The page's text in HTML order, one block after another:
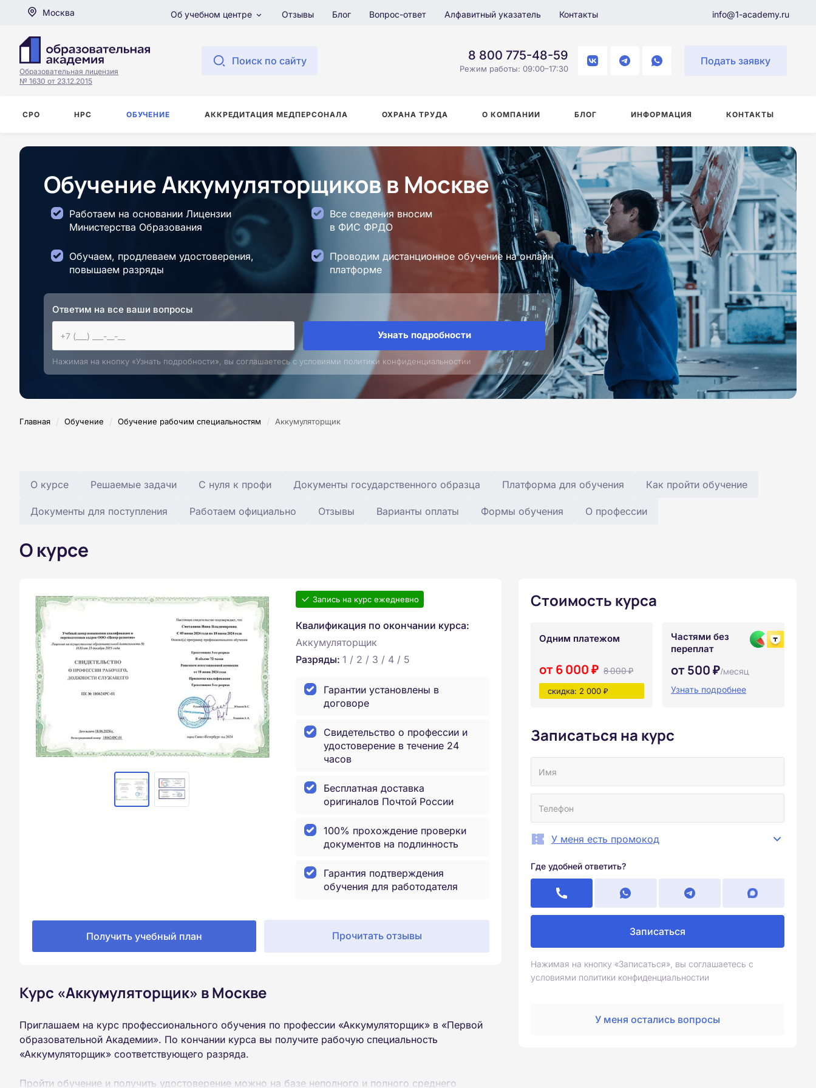
Москва Об учебном центре Отзывы Блог Вопрос-ответ Алфавитный указатель Контакты info@1-academy.ru
Образовательная лицензия
№ 1630 от 23.12.2015
Поиск по сайту 8 800 775-48-59
Режим работы: 09:00–17:30
Подать заявку
СРО НРС ОБУЧЕНИЕ АККРЕДИТАЦИЯ МЕДПЕРСОНАЛА ОХРАНА ТРУДА О КОМПАНИИ БЛОГ ИНФОРМАЦИЯ КОНТАКТЫ
Обучение Аккумуляторщиков в Москве
Работаем на основании Лицензии
Министерства Образования
Все сведения вносим
в ФИС ФРДО
Обучаем, продлеваем удостоверения,
повышаем разряды
Проводим дистанционное обучение на онлайн
платформе
Ответим на все ваши вопросы
Узнать подробности
Нажимая на кнопку «Узнать подробности», вы соглашаетесь с условиями политики конфиденциальностии
Главная / Обучение / Обучение рабочим специальностям / Аккумуляторщик
О курсе Решаемые задачи С нуля к профи Документы государственного образца Платформа для обучения Как пройти обучение
Документы для поступления Работаем официально Отзывы Варианты оплаты Формы обучения О профессии
О курсе
Запись на курс ежедневно
Квалификация по окончании курса:
Аккумуляторщик
Разряды: 1 / 2 / 3 / 4 / 5
Гарантии установлены в
договоре
Свидетельство о профессии и
удостоверение в течение 24
часов
Бесплатная доставка
оригиналов Почтой России
100% прохождение проверки
документов на подлинность
Гарантия подтверждения
обучения для работодателя
Получить учебный план Прочитать отзывы
Курс «Аккумуляторщик» в Москве
Приглашаем на курс профессионального обучения по профессии «Аккумуляторщик» в «Первой
образовательной Академии». По кончании курса вы получите рабочую специальность
«Аккумуляторщик» соответствующего разряда.
Пройти обучение и получить удостоверение можно на базе неполного и полного среднего
Стоимость курса
Одним платежом
от 6 000 ₽ 8 000 ₽
скидка: 2 000 ₽
Частями без
переплат
от 500 ₽/месяц
Узнать подробнее
Записаться на курс
У меня есть промокод
Где удобней ответить?
Записаться
Нажимая на кнопку «Записаться», вы соглашаетесь с
условиями политики конфиденциальностии
У меня остались вопросы